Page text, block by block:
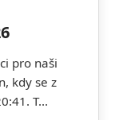
pro naši
kdy se z
T...